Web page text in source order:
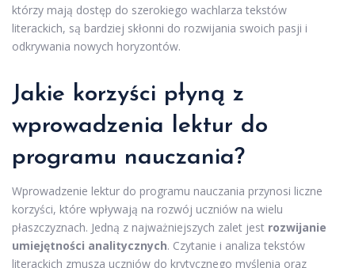
którzy mają dostęp do szerokiego wachlarza tekstów
literackich, są bardziej skłonni do rozwijania swoich pasji i
odkrywania nowych horyzontów.
Jakie korzyści płyną z
wprowadzenia lektur do
programu nauczania?
Wprowadzenie lektur do programu nauczania przynosi liczne
korzyści, które wpływają na rozwój uczniów na wielu
płaszczyznach. Jedną z najważniejszych zalet jest rozwijanie
umiejętności analitycznych. Czytanie i analiza tekstów
literackich zmusza uczniów do krytycznego myślenia oraz